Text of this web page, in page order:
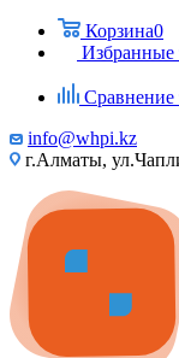
Корзина0
Избранные
Сравнение
info@whpi.kz
г.Алматы,